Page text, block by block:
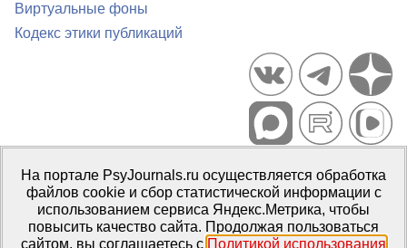
Виртуальные фоны
Кодекс этики публикаций
Портал психологических изданий PsyJournals.ru, 2007–2026
Правила использования материалов
Свидетельство регистрации СМИЭл № ФС77-66447 от 14 июля
2016 г.
На портале PsyJournals.ru осуществляется обработка
файлов cookie и сбор статистической информации с
использованием сервиса Яндекс.Метрика, чтобы
повысить качество сайта. Продолжая пользоваться
сайтом, вы соглашаетесь с Политикой использования